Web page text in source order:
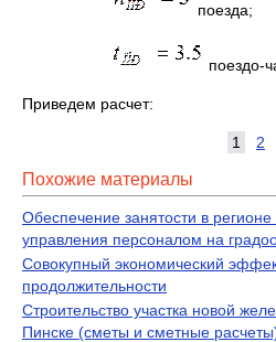
поезда;
поездо-
Приведем расчет:
1 2
Похожие материалы
Обеспечение занятости в
управления персоналом на
Совокупный экономический
продолжительности
Строительство участка новой
Пинске (сметы и сметные